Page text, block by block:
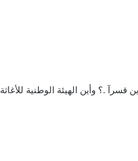
.؟ وأين الهيئة الوطنية للأغاثة